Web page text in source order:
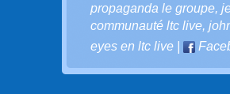
propaganda le groupe,
communauté ltc live,
eyes en ltc live